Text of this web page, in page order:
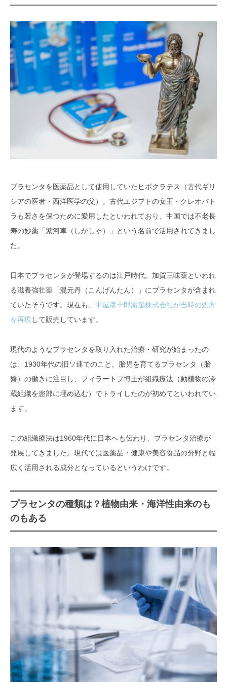
プラセンタを医薬品として使用していたヒポクラテス（古代ギリ
シアの医者・西洋医学の父）。古代エジプトの女王・クレオパト
ラも若さを保つために愛用したといわれており、中国では不老長
寿の妙薬「紫河車（しかしゃ）」という名前で活用されてきまし
た。
日本でプラセンタが登場するのは江戸時代。加賀三味薬といわれ
る滋養強壮薬「混元丹（こんげんたん）」にプラセンタが含まれ
ていたそうです。現在も、 中屋彦十郎薬舗株式会社が当時の処方
を再現 して販売しています。
現代のようなプラセンタを取り入れた治療・研究が始まったの
は、1930年代の旧ソ連でのこと。胎児を育てるプラセンタ（胎
盤）の働きに注目し、フィラートフ博士が組織療法（動植物の冷
蔵組織を患部に埋め込む）でトライしたのが初めてといわれてい
ます。
この組織療法は1960年代に日本へも伝わり、プラセンタ治療が
発展してきました。現代では医薬品・健康や美容食品の分野と幅
広く活用される成分となっているというわけです。
プラセンタの種類は？植物由来・海洋性由来のも
のもある